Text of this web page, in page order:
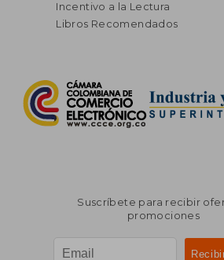
Incentivo a la Lectura
Libros Recomendados
Suscríbete para recibir
promociones